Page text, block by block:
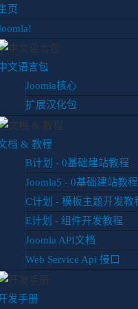
页
文语言包
Joomla核心
扩展汉化包
档 & 教程
B计划 - 0基础建站教程
Joomla5 - 0基础建站教程
C计划 - 模板主题开发教
E计划 - 组件开发教程
Joomla API文档
Web Service Api 接口
发手册
在国内
汉化平台上线公测版
Joomla资讯 更新于 2018年五
中文网汉化平台上线公测